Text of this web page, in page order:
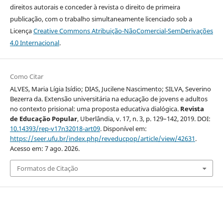
direitos autorais e conceder à revista o direito de primeira
publicação, com o trabalho simultaneamente licenciado sob a
LicençaCreative Commons Atribuição-NãoComercial-SemDerivações
4.0 Internacional.
Como Citar
ALVES, Maria Lígia Isídio; DIAS, Jucilene Nascimento; SILVA, Severino
Bezerra da. Extensão universitária na educação de jovens e adultos
no contexto prisional: uma proposta educativa dialógica. Revista
de Educação Popular, Uberlândia, v. 17, n. 3, p. 129–142, 2019. DOI:
10.14393/rep-v17n32018-art09. Disponível em:
https://seer.ufu.br/index.php/reveducpop/article/view/42631.
Acesso em: 7 ago. 2026.
Formatos de Citação